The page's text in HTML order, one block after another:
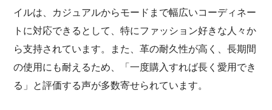
イルは、カジュアルからモードまで幅広いコーディネー
トに対応できるとして、特にファッション好きな人々か
ら支持されています。また、革の耐久性が高く、長期間
の使用にも耐えるため、「一度購入すれば長く愛用でき
る」と評価する声が多数寄せられています。